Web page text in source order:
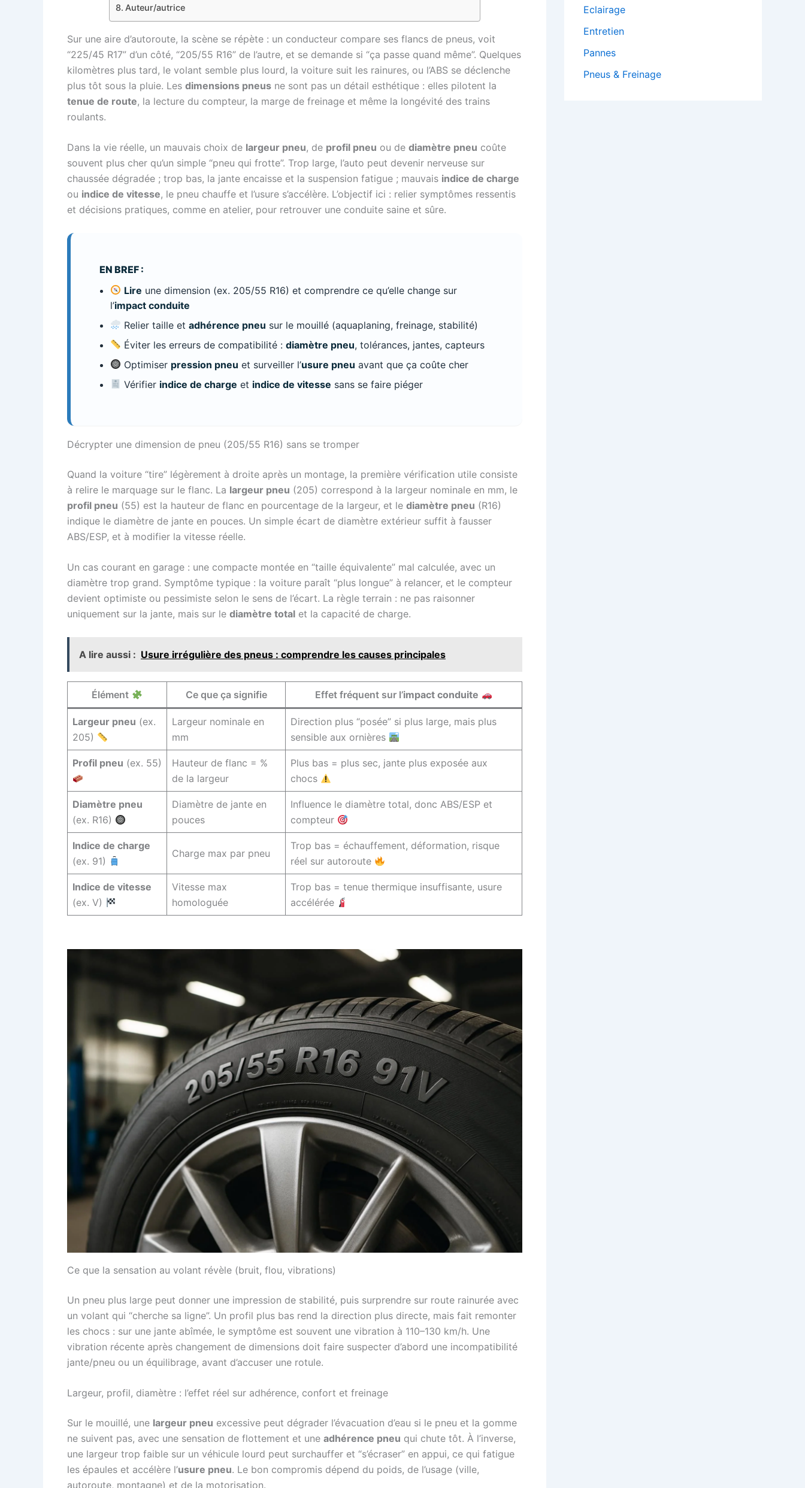
Auteur/autrice
Sur une aire d’autoroute, la scène se répète : un conducteur compare ses flancs de pneus, voit
“225/45 R17” d’un côté, “205/55 R16” de l’autre, et se demande si “ça passe quand même”. Quelques
kilomètres plus tard, le volant semble plus lourd, la voiture suit les rainures, ou l’ABS se déclenche
plus tôt sous la pluie. Les dimensions pneus ne sont pas un détail esthétique : elles pilotent la
tenue de route, la lecture du compteur, la marge de freinage et même la longévité des trains
roulants.
Dans la vie réelle, un mauvais choix de largeur pneu, de profil pneu ou de diamètre pneu coûte
souvent plus cher qu’un simple “pneu qui frotte”. Trop large, l’auto peut devenir nerveuse sur
chaussée dégradée ; trop bas, la jante encaisse et la suspension fatigue ; mauvais indice de charge
ou indice de vitesse, le pneu chauffe et l’usure s’accélère. L’objectif ici : relier symptômes ressentis
et décisions pratiques, comme en atelier, pour retrouver une conduite saine et sûre.
EN BREF :
Lire une dimension (ex. 205/55 R16) et comprendre ce qu’elle change sur
l’impact conduite
Relier taille etadhérence pneu sur le mouillé (aquaplaning, freinage, stabilité)
Éviter les erreurs de compatibilité :diamètre pneu, tolérances, jantes, capteurs
Optimiser pression pneu et surveiller l’usure pneu avant que ça coûte cher
Vérifier indice de charge et indice de vitesse sans se faire piéger
Décrypter une dimension de pneu (205/55 R16) sans se tromper
Quand la voiture “tire” légèrement à droite après un montage, la première vérification utile consiste
à relire le marquage sur le flanc. La largeur pneu (205) correspond à la largeur nominale en mm, le
profil pneu (55) est la hauteur de flanc en pourcentage de la largeur, et le diamètre pneu (R16)
indique le diamètre de jante en pouces. Un simple écart de diamètre extérieur suffit à fausser
ABS/ESP, et à modifier la vitesse réelle.
Un cas courant en garage : une compacte montée en “taille équivalente” mal calculée, avec un
diamètre trop grand. Symptôme typique : la voiture paraît “plus longue” à relancer, et le compteur
devient optimiste ou pessimiste selon le sens de l’écart. La règle terrain : ne pas raisonner
uniquement sur la jante, mais sur le diamètre total et la capacité de charge.
A lire aussi : Usure irrégulière des pneus : comprendre les causes principales
Élément Ce que ça signifie Effet fréquent sur l’impact conduite
Largeur pneu (ex.
205)
Largeur nominale en
mm
Direction plus “posée” si plus large, mais plus
sensible aux ornières
Profil pneu (ex. 55)
Hauteur de flanc = %
de la largeur
Plus bas = plus sec, jante plus exposée aux
chocs
Diamètre pneu
(ex. R16)
Diamètre de jante en
pouces
Influence le diamètre total, donc ABS/ESP et
compteur
Indice de charge
(ex. 91)
Charge max par pneu
Trop bas = échauffement, déformation, risque
réel sur autoroute
Indice de vitesse
(ex. V)
Vitesse max
homologuée
Trop bas = tenue thermique insuffisante, usure
accélérée
Ce que la sensation au volant révèle (bruit, flou, vibrations)
Un pneu plus large peut donner une impression de stabilité, puis surprendre sur route rainurée avec
un volant qui “cherche sa ligne”. Un profil plus bas rend la direction plus directe, mais fait remonter
les chocs : sur une jante abîmée, le symptôme est souvent une vibration à 110–130 km/h. Une
vibration récente après changement de dimensions doit faire suspecter d’abord une incompatibilité
jante/pneu ou un équilibrage, avant d’accuser une rotule.
Largeur, profil, diamètre : l’effet réel sur adhérence, confort et freinage
Sur le mouillé, une largeur pneu excessive peut dégrader l’évacuation d’eau si le pneu et la gomme
ne suivent pas, avec une sensation de flottement et une adhérence pneu qui chute tôt. À l’inverse,
une largeur trop faible sur un véhicule lourd peut surchauffer et “s’écraser” en appui, ce qui fatigue
les épaules et accélère l’usure pneu. Le bon compromis dépend du poids, de l’usage (ville,
autoroute, montagne) et de la motorisation.
Eclairage
Entretien
Pannes
Pneus & Freinage